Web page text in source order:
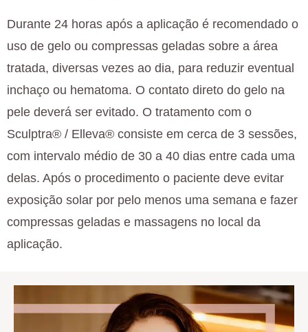
Durante 24 horas após a aplicação é recomendado o
uso de gelo ou compressas geladas sobre a área
tratada, diversas vezes ao dia, para reduzir eventual
inchaço ou hematoma. O contato direto do gelo na
pele deverá ser evitado. O tratamento com o
Sculptra® / Elleva® consiste em cerca de 3 sessões,
com intervalo médio de 30 a 40 dias entre cada uma
delas. Após o procedimento o paciente deve evitar
exposição solar por pelo menos uma semana e fazer
compressas geladas e massagens no local da
aplicação.